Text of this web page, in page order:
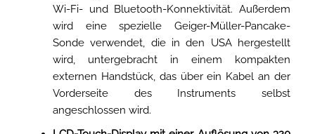
Wi-Fi- und Bluetooth-Konnektivität. Außerdem
wird eine spezielle Geiger-Müller-Pancake-
Sonde verwendet, die in den USA hergestellt
wird, untergebracht in einem kompakten
externen Handstück, das über ein Kabel an der
Vorderseite des Instruments selbst
angeschlossen wird.